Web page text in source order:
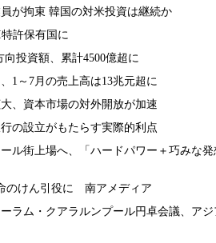
が拘束 韓国の対米投資は継続か
許保有国に
投資額、累計4500億超に
1～7月の売上高は13兆元超に
、資本市場の対外開放が加速
の設立がもたらす実際的利点
ル街上場へ、「ハードパワー＋巧みな
のけん引役に 南アメディア
ラム・クアラルンプール円卓会議、ア